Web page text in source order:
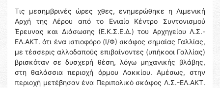
Τις μεσημβρινές ώρες χθες, ενημερώθηκε η Λιμενική
Αρχή της Λέρου από το Ενιαίο Κέντρο Συντονισμού
Έρευνας και Διάσωσης (Ε.Κ.Σ.Ε.Δ.) του Αρχηγείου Λ.Σ.-
ΕΛ.ΑΚΤ. ότι ένα ιστιοφόρο (Ι/Φ) σκάφος σημαίας Γαλλίας,
με τέσσερις αλλοδαπούς επιβαίνοντες (υπήκοοι Γαλλίας)
βρισκόταν σε δυσχερή θέση, λόγω μηχανικής βλάβης,
στη θαλάσσια περιοχή όρμου Λακκίου. Αμέσως, στην
περιοχή μετέβησαν ένα Περιπολικό σκάφος Λ.Σ.-ΕΛ.ΑΚΤ.